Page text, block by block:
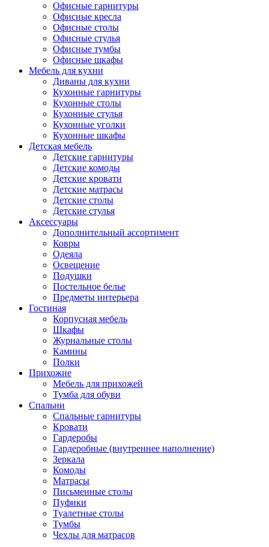
Офисные гарнитуры
Офисные кресла
Офисные столы
Офисные стулья
Офисные тумбы
Офисные шкафы
Мебель для кухни
Диваны для кухни
Кухонные гарнитуры
Кухонные столы
Кухонные стулья
Кухонные уголки
Кухонные шкафы
Детская мебель
Детские гарнитуры
Детские комоды
Детские кровати
Детские матрасы
Детские столы
Детские стулья
Аксессуары
Дополнительный ассортимент
Ковры
Одеяла
Освещение
Подушки
Постельное белье
Предметы интерьера
Гостиная
Корпусная мебель
Шкафы
Журнальные столы
Камины
Полки
Прихожие
Мебель для прихожей
Тумба для обуви
Спальни
Спальные гарнитуры
Кровати
Гардеробы
Гардеробные (внутреннее наполнение)
Зеркала
Комоды
Матрасы
Письменные столы
Пуфики
Туалетные столы
Тумбы
Чехлы для матрасов